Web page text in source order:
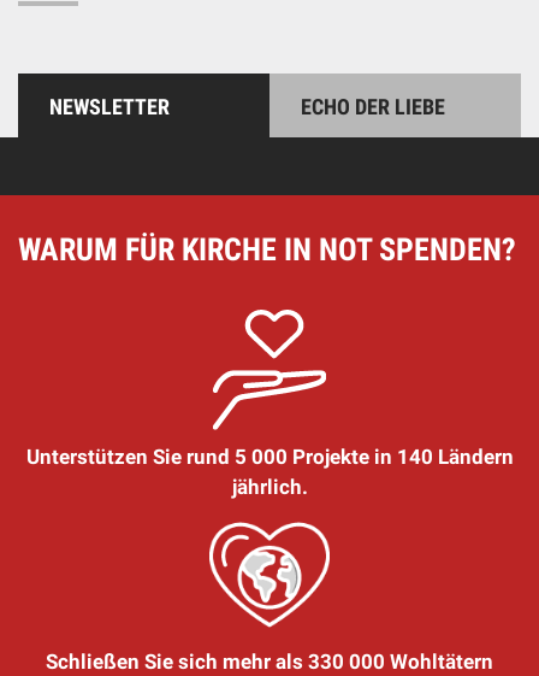
NEWSLETTER ECHO DER LIEBE
WARUM FÜR KIRCHE IN NOT SPENDEN?
Unterstützen Sie rund 5 000 Projekte in 140 Ländern
jährlich.
Schließen Sie sich mehr als 330 000 Wohltätern